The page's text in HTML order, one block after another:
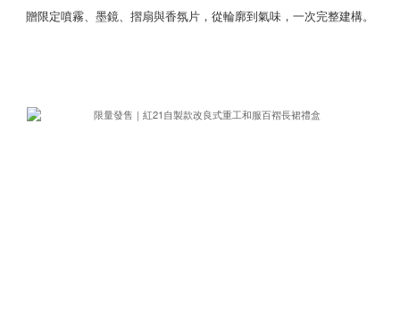
贈限定噴霧、墨鏡、摺扇與香氛片，從輪廓到氣味，一次完整建構。